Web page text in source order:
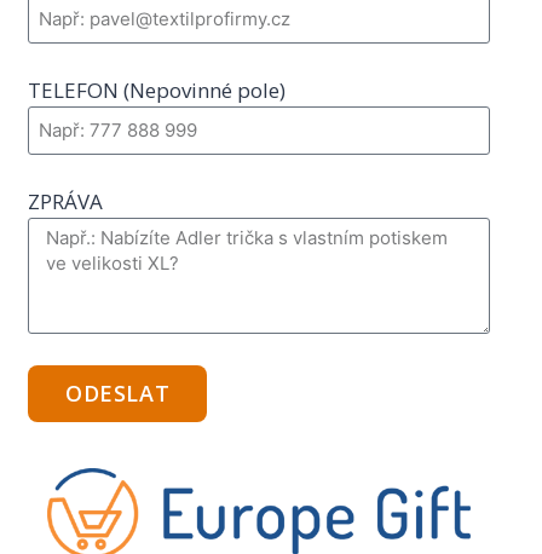
TELEFON (Nepovinné pole)
ZPRÁVA
ODESLAT